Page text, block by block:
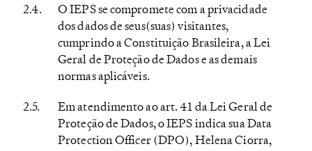
O IEPS se compromete com a privacidade
dos dados de seus(suas) visitantes,
cumprindo a Constituição Brasileira, a Lei
Geral de Proteção de Dados e as demais
normas aplicáveis.
Em atendimento ao art. 41 da Lei Geral de
Proteção de Dados, o IEPS indica sua Data
Protection Officer (DPO), Helena Ciorra,